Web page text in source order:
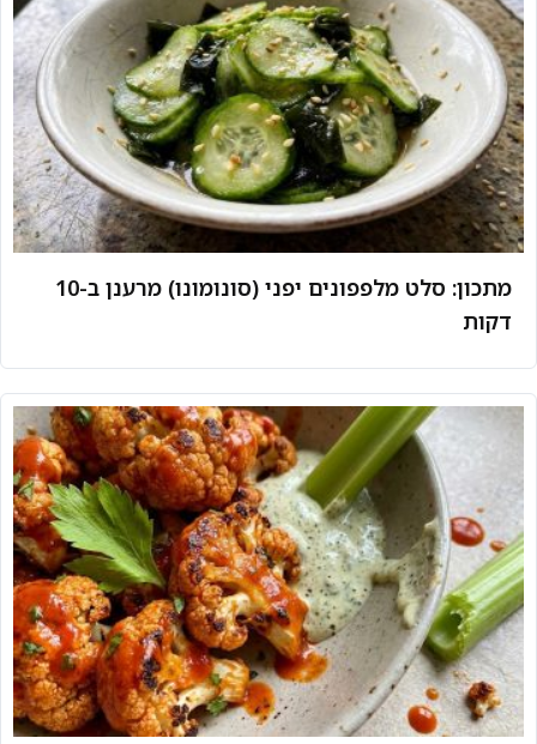
מתכון: סלט מלפפונים יפני (סונומונו) מרענן ב-10
דקות